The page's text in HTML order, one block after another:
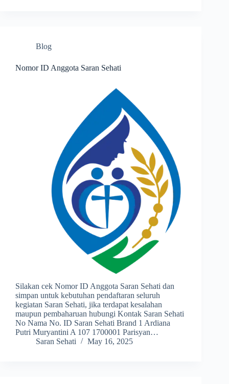
Blog
Nomor ID Anggota Saran Sehati
Silakan cek Nomor ID Anggota Saran Sehati dan
simpan untuk kebutuhan pendaftaran seluruh
kegiatan Saran Sehati, jika terdapat kesalahan
maupun pembaharuan hubungi Kontak Saran Sehati
No Nama No. ID Saran Sehati Brand 1 Ardiana
Putri Muryantini A 107 1700001 Parisyan…
Saran Sehati
May 16, 2025